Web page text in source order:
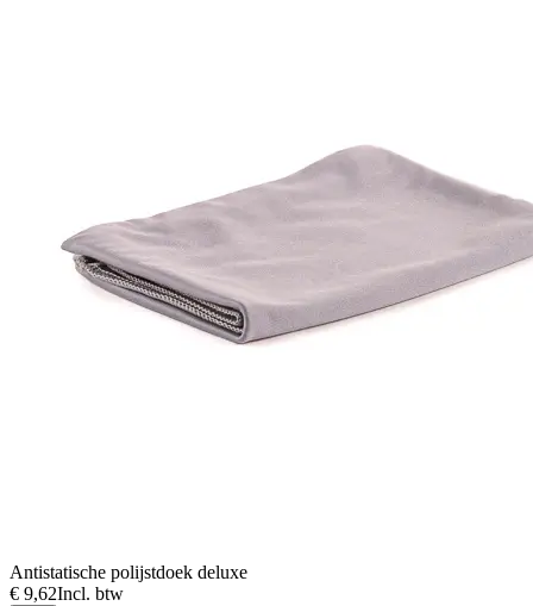
Antistatische polijstdoek deluxe
€ 9,62Incl. btw